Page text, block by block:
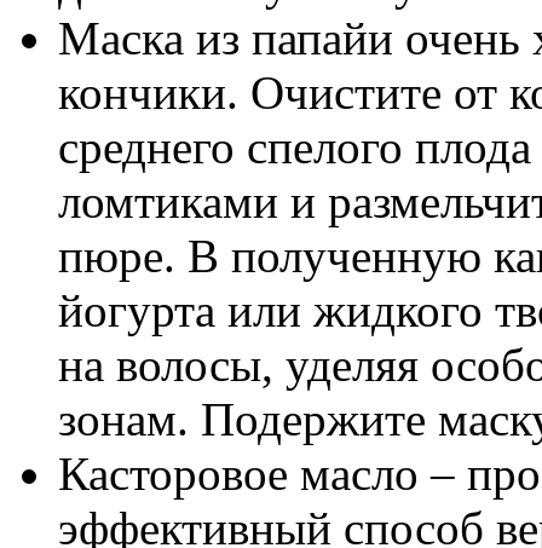
Маска из папайи
кончики. Очистите от
среднего спелого
ломтиками и
пюре. В полученную
йогурта или жидкого
на волосы, уделяя
зонам. Подержите
Касторовое масло –
эффективный способ